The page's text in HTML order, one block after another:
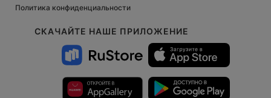
СКАЧАЙТЕ НАШЕ ПРИЛОЖЕНИЕ
Политика конфиденциальности